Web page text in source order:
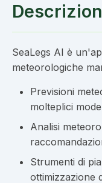
SeaLegs AI è
meteorologiche
Previsioni
molteplici
Analisi
Strumenti di
ottimizzazione